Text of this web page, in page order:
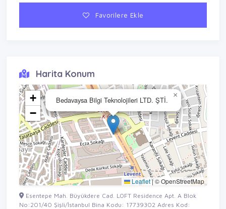
Favorilere Ekle
Harita Konum
Bedavaysa Bilgi Teknolojileri LTD. ŞTİ.
×
+
−
Leaflet|© OpenStreetMap
Esentepe Mah. Büyükdere Cad. LOFT Residence Apt. A Blok
No:201/40 Şişli/İstanbul Bina Kodu: 17739302 Adres Kod: